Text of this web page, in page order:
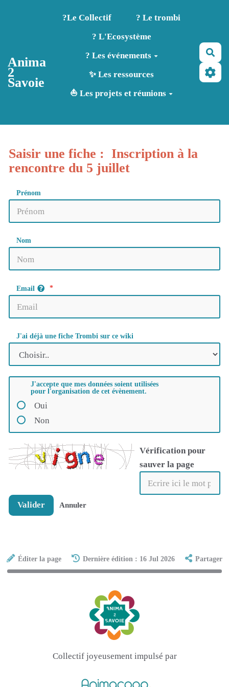
Aller au contenu principal
Anima
2
Savoie
?️Le Collectif
? Le trombi
? L'Ecosystème
? Les événements
✨ Les ressources
⛵ Les projets et réunions
Saisir une fiche : Inscription à la
rencontre du 5 juillet
Prénom
Nom
Email
J'ai déjà une fiche Trombi sur ce wiki
J'accepte que mes données soient utilisées
pour l'organisation de cet évènement.
Oui
Non
Vérification pour
sauver la page
Valider Annuler
Éditer la page Dernière édition : 16 Jul 2026 Partager
Collectif joyeusement impulsé par